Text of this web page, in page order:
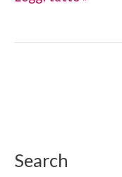
Search